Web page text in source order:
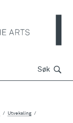
Søk Søk
Utveksling